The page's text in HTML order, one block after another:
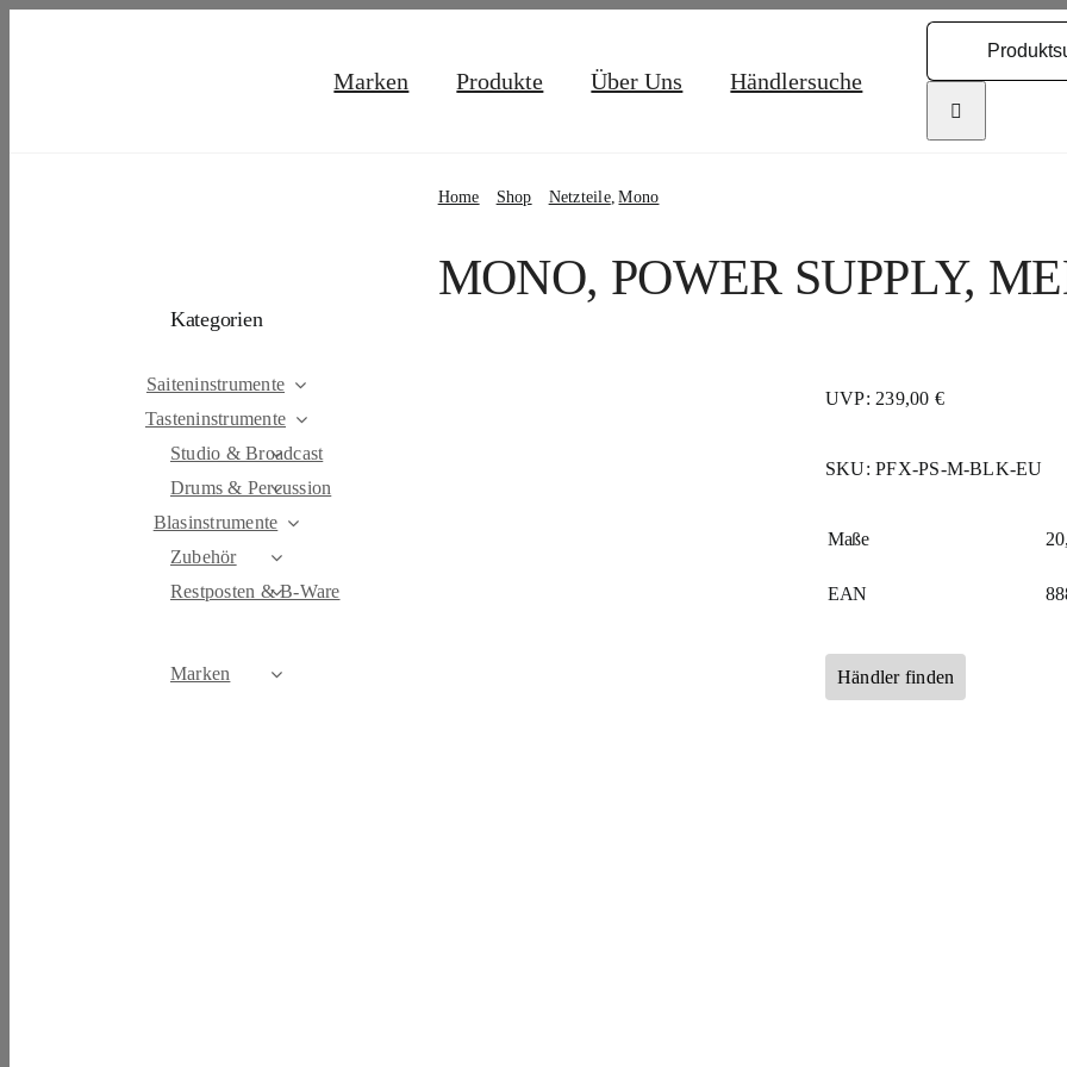
Marken Produkte Über Uns Händlersuche
Home Shop Netzteile Mono
Kategorien
Saiteninstrumente
Tasteninstrumente
Studio & Broadcast
Drums & Percussion
Blasinstrumente
Zubehör
Restposten & B-Ware
Marken
MONO, POWER SUPPLY,
UVP: 239,00 €
SKU:PFX-PS-M-BLK-EU
Maße
EAN
Händler finden